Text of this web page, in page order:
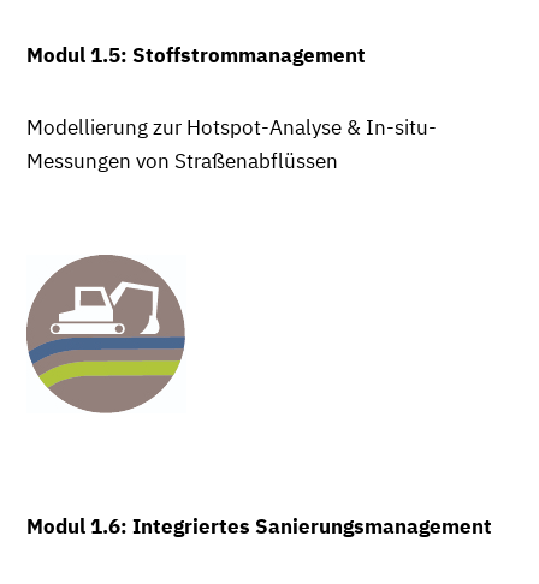
Modul 1.5: Stoffstrommanagement
Modellierung zur Hotspot-Analyse & In-situ-
Messungen von Straßenabflüssen
Modul 1.6: Integriertes Sanierungsmanagement